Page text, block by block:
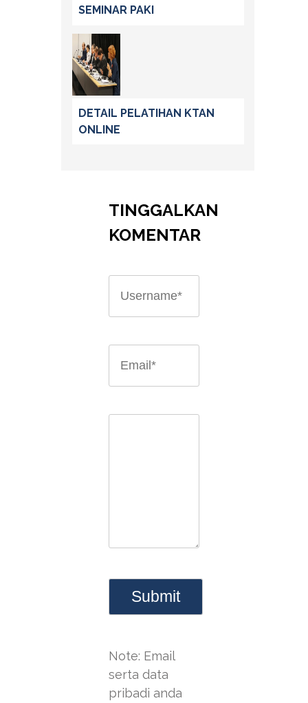
SEMINAR PAKI
DETAIL PELATIHAN KTAN
ONLINE
TINGGALKAN
KOMENTAR
Note: Email
serta data
pribadi anda